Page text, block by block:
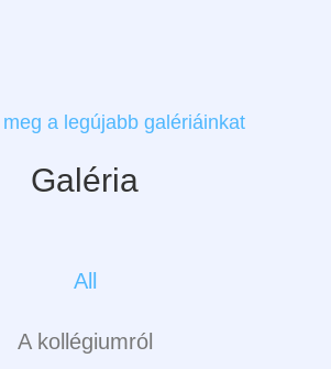
a legújabb galériáinkat
Galéria
All
A kollégiumról